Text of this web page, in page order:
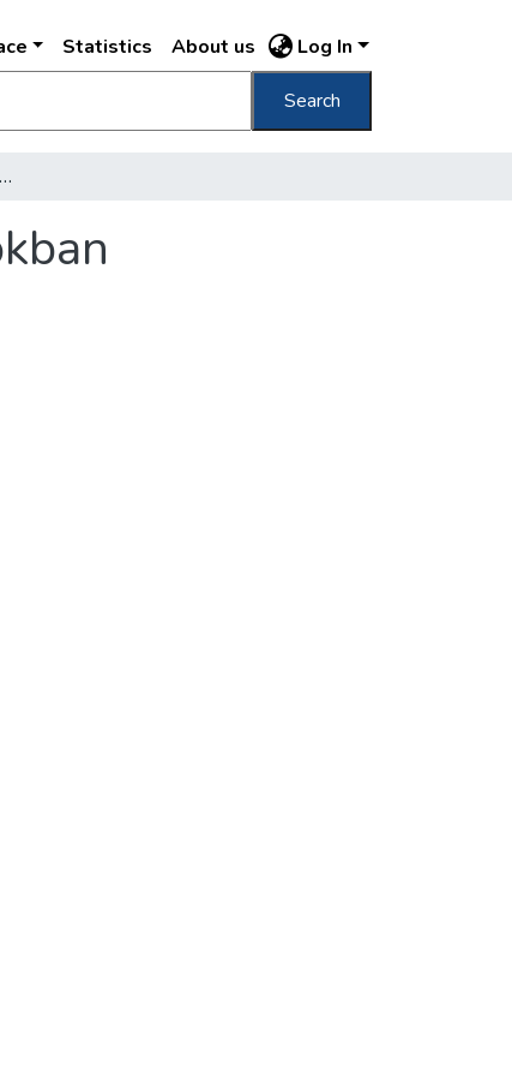
Statistics About us Log In
Search
A Beczur Társaság kiállítása a régi Mücsarnokban